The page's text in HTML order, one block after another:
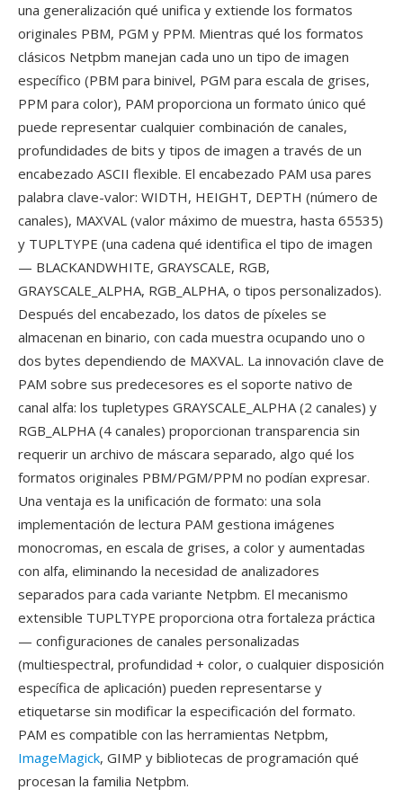
una generalización qué unifica y extiende los formatos
originales PBM, PGM y PPM. Mientras qué los formatos
clásicos Netpbm manejan cada uno un tipo de imagen
específico (PBM para binivel, PGM para escala de grises,
PPM para color), PAM proporciona un formato único qué
puede representar cualquier combinación de canales,
profundidades de bits y tipos de imagen a través de un
encabezado ASCII flexible. El encabezado PAM usa pares
palabra clave-valor: WIDTH, HEIGHT, DEPTH (número de
canales), MAXVAL (valor máximo de muestra, hasta 65535)
y TUPLTYPE (una cadena qué identifica el tipo de imagen
— BLACKANDWHITE, GRAYSCALE, RGB,
GRAYSCALE_ALPHA, RGB_ALPHA, o tipos personalizados).
Después del encabezado, los datos de píxeles se
almacenan en binario, con cada muestra ocupando uno o
dos bytes dependiendo de MAXVAL. La innovación clave de
PAM sobre sus predecesores es el soporte nativo de
canal alfa: los tupletypes GRAYSCALE_ALPHA (2 canales) y
RGB_ALPHA (4 canales) proporcionan transparencia sin
requerir un archivo de máscara separado, algo qué los
formatos originales PBM/PGM/PPM no podían expresar.
Una ventaja es la unificación de formato: una sola
implementación de lectura PAM gestiona imágenes
monocromas, en escala de grises, a color y aumentadas
con alfa, eliminando la necesidad de analizadores
separados para cada variante Netpbm. El mecanismo
extensible TUPLTYPE proporciona otra fortaleza práctica
— configuraciones de canales personalizadas
(multiespectral, profundidad + color, o cualquier disposición
específica de aplicación) pueden representarse y
etiquetarse sin modificar la especificación del formato.
PAM es compatible con las herramientas Netpbm,
ImageMagick, GIMP y bibliotecas de programación qué
procesan la familia Netpbm.